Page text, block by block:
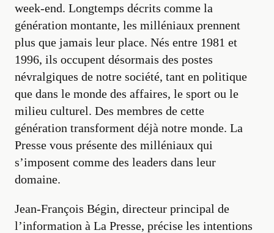
week-end. Longtemps décrits comme la
génération montante, les milléniaux prennent
plus que jamais leur place. Nés entre 1981 et
1996, ils occupent désormais des postes
névralgiques de notre société, tant en politique
que dans le monde des affaires, le sport ou le
milieu culturel. Des membres de cette
génération transforment déjà notre monde. La
Presse vous présente des milléniaux qui
s’imposent comme des leaders dans leur
domaine.
Jean-François Bégin, directeur principal de
l’information à La Presse, précise les intentions